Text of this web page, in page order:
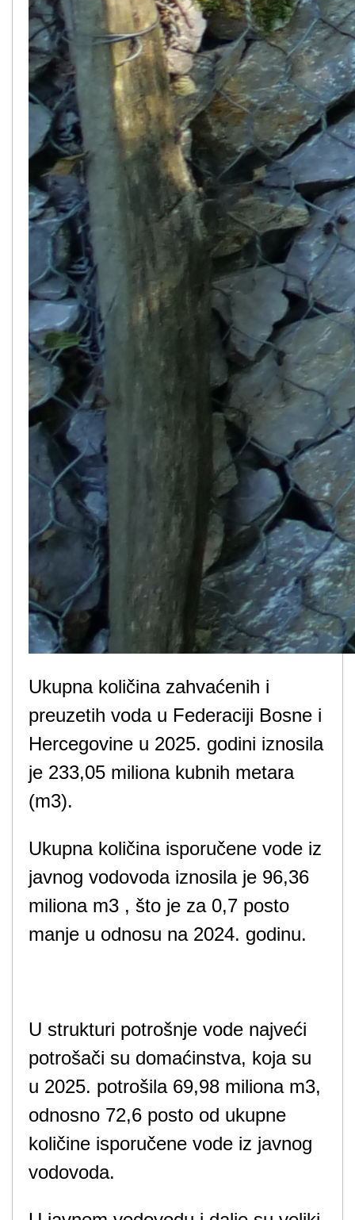
Ukupna količina zahvaćenih i
preuzetih voda u Federaciji Bosne i
Hercegovine u 2025. godini iznosila
je 233,05 miliona kubnih metara
(m3).
Ukupna količina isporučene vode iz
javnog vodovoda iznosila je 96,36
miliona m3 , što je za 0,7 posto
manje u odnosu na 2024. godinu.
U strukturi potrošnje vode najveći
potrošači su domaćinstva, koja su
u 2025. potrošila 69,98 miliona m3,
odnosno 72,6 posto od ukupne
količine isporučene vode iz javnog
vodovoda.